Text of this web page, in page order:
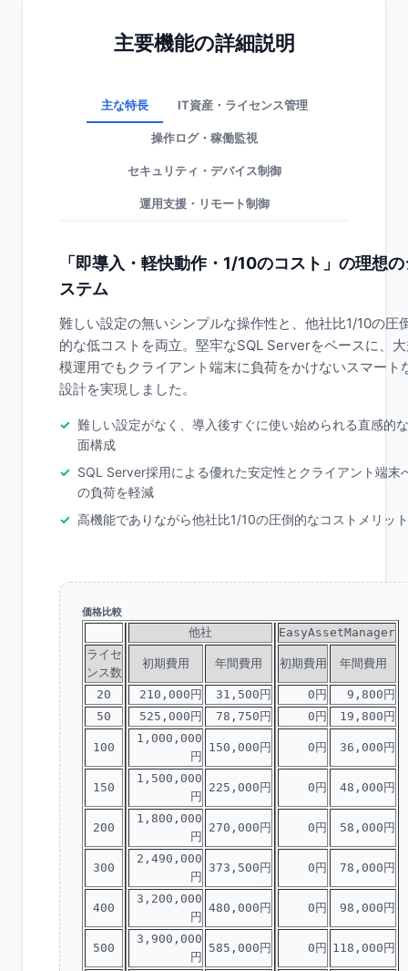
主要機能の詳細説明
主な特長 IT資産・ライセンス管理
操作ログ・稼働監視
セキュリティ・デバイス制御
運用支援・リモート制御
「即導入・軽快動作・1/10のコスト」の理想
ステム
難しい設定の無いシンプルな操作性と、他社比1/10の圧
的な低コストを両立。堅牢なSQL Serverをベースに、
模運用でもクライアント端末に負荷をかけないスマート
設計を実現しました。
難しい設定がなく、導入後すぐに使い始められる直感的
面構成
SQL Server採用による優れた安定性とクライアント端末
の負荷を軽減
高機能でありながら他社比1/10の圧倒的なコストメリット
価格比較
他社
EasyAssetManager
ライセ
ンス数
初期費用 年間費用 初期費用 年間費用
20 210,000円 31,500円 0円
9,800円
50
525,000円 78,750円 0円 19,800円
100
1,000,000
円
150,000円 0円 36,000円
150
1,500,000
円
225,000円 0円 48,000円
200
1,800,000
円
270,000円 0円 58,000円
300
2,490,000
円
373,500円 0円 78,000円
400
3,200,000
円
480,000円 0円 98,000円
500
3,900,000
円
585,000円 0円 118,000円